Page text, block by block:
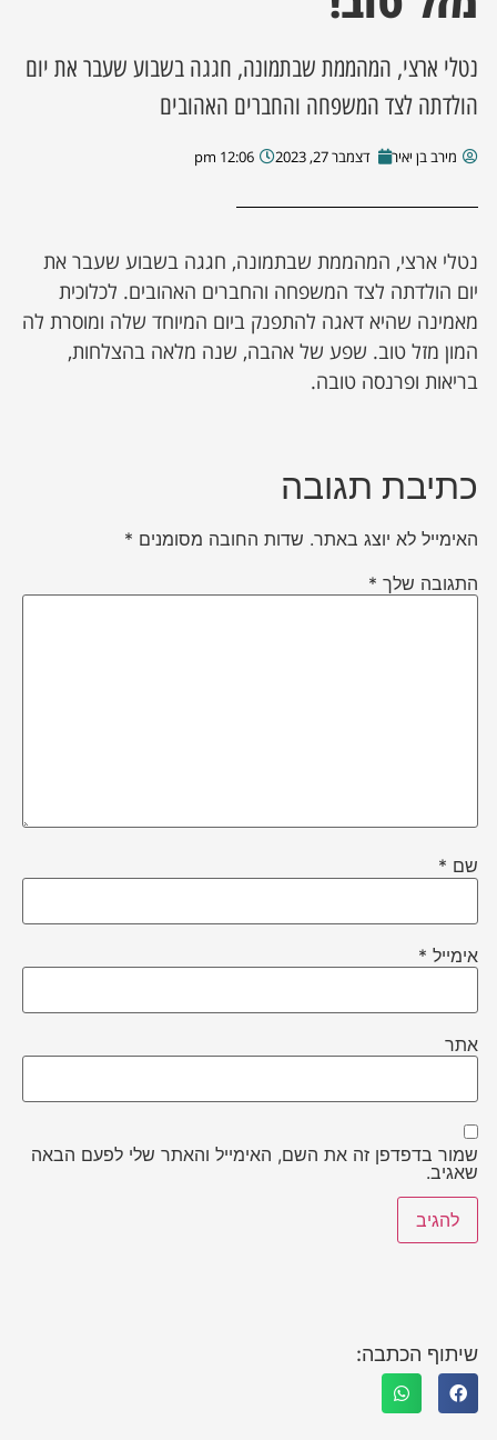
השבוע
עסקים
נטלי ארצי, המהממת שבתמונה, חגגה בשבוע שעבר את יום
הולדתה לצד המשפחה והחברים האהובים
מירב בן יאיר דצמבר 27, 2023 12:06 pm
נטלי ארצי, המהממת שבתמונה, חגגה בשבוע שעבר את
יום הולדתה לצד המשפחה והחברים האהובים. לכלוכית
מאמינה שהיא דאגה להתפנק ביום המיוחד שלה ומוסרת לה
המון מזל טוב. שפע של אהבה, שנה מלאה בהצלחות,
בריאות ופרנסה טובה.
כתיבת תגובה
האימייל לא יוצג באתר. שדות החובה מסומנים *
התגובה שלך *
שם *
אימייל *
אתר
שמור בדפדפן זה את השם, האימייל והאתר שלי לפעם הבאה
שאגיב.
שיתוף הכתבה: